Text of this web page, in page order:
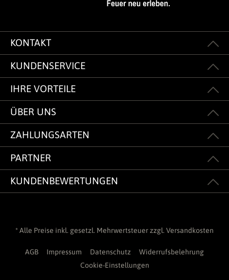
KONTAKT
KUNDENSERVICE
IHRE VORTEILE
ÜBER UNS
ZAHLUNGSARTEN
PARTNER
KUNDENBEWERTUNGEN
* Alle Preise inkl. gesetzl. Mehrwertsteuer zzgl. Versandkosten
AGB Impressum Datenschutz
Widerrufsbelehrung
Cookie-Einstellungen